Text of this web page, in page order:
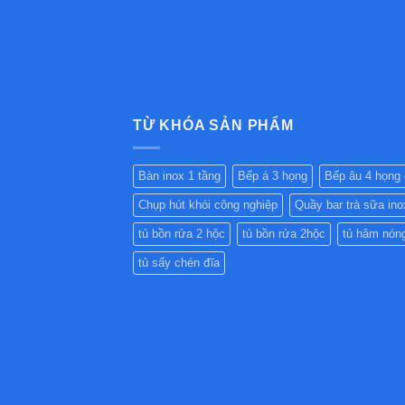
TỪ KHÓA SẢN PHẨM
Bàn inox 1 tầng Bếp á 3 họng Bếp âu 4 họng
Chụp hút khói công nghiệp Quầy bar trà sữa
tủ bồn rửa 2 hộc tủ bồn rửa 2hộc tủ hâm
tủ sấy chén đĩa